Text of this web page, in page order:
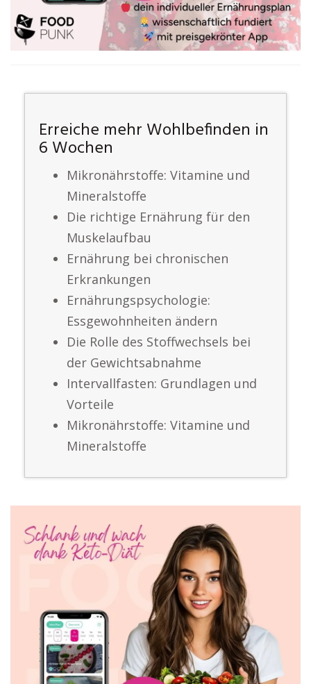
Erreiche mehr Wohlbefinden in
6 Wochen
Mikronährstoffe: Vitamine und
Mineralstoffe
Die richtige Ernährung für den
Muskelaufbau
Ernährung bei chronischen
Erkrankungen
Ernährungspsychologie:
Essgewohnheiten ändern
Die Rolle des Stoffwechsels bei
der Gewichtsabnahme
Intervallfasten: Grundlagen und
Vorteile
Mikronährstoffe: Vitamine und
Mineralstoffe